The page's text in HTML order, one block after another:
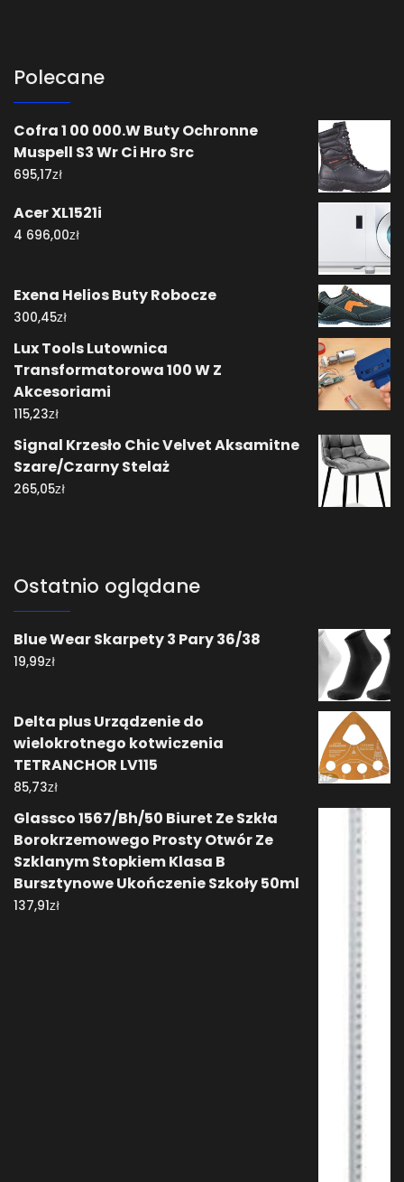
Polecane
Cofra 1 00 000.W Buty Ochronne
Muspell S3 Wr Ci Hro Src
695,17zł
Acer XL1521i
4 696,00zł
Exena Helios Buty Robocze
300,45zł
Lux Tools Lutownica
Transformatorowa 100 W Z
Akcesoriami
115,23zł
Signal Krzesło Chic Velvet Aksamitne
Szare/Czarny Stelaż
265,05zł
Ostatnio oglądane
Blue Wear Skarpety 3 Pary 36/38
19,99zł
Delta plus Urządzenie do
wielokrotnego kotwiczenia
TETRANCHOR LV115
85,73zł
Glassco 1567/Bh/50 Biuret Ze Szkła
Borokrzemowego Prosty Otwór Ze
Szklanym Stopkiem Klasa B
Bursztynowe Ukończenie Szkoły 50ml
137,91zł